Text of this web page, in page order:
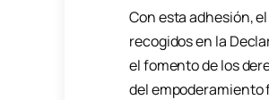
Con esta adhesión,
recogidos en la
el fomento de los
del empoderamiento